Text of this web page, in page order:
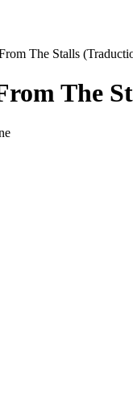
The Stalls
The